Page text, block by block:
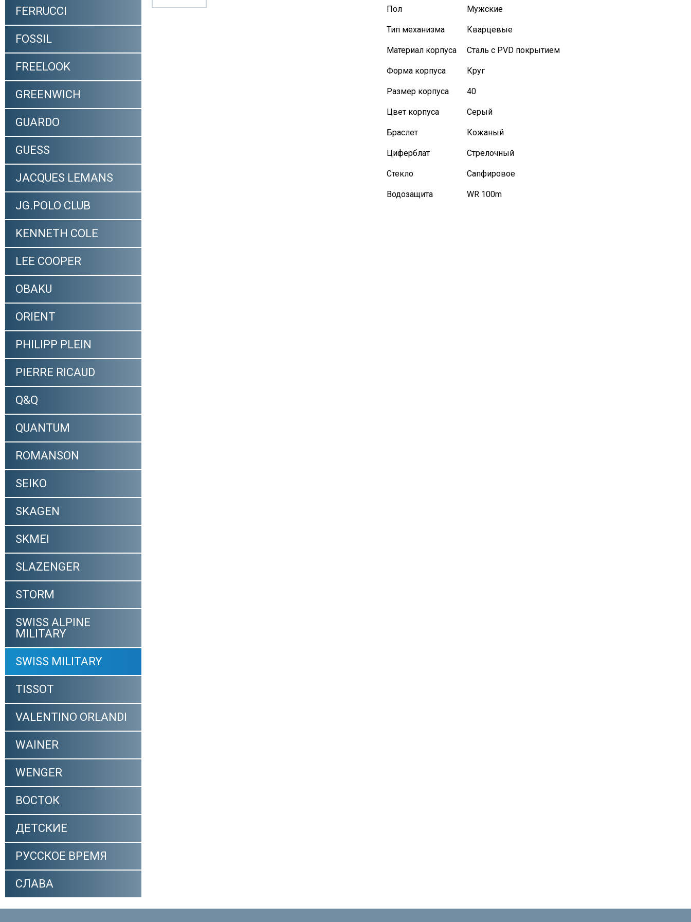
FERRUCCI
FOSSIL
FREELOOK
GREENWICH
GUARDO
GUESS
JACQUES LEMANS
JG.POLO CLUB
KENNETH COLE
LEE COOPER
OBAKU
ORIENT
PHILIPP PLEIN
PIERRE RICAUD
Q&Q
QUANTUM
ROMANSON
SEIKO
SKAGEN
SKMEI
SLAZENGER
STORM
SWISS ALPINE
MILITARY
SWISS MILITARY
TISSOT
VALENTINO ORLANDI
WAINER
WENGER
ВОСТОК
ДЕТСКИЕ
РУССКОЕ ВРЕМЯ
СЛАВА
Пол Мужские
Тип механизма Кварцевые
Материал корпуса Сталь с PVD покрытием
Форма корпуса Круг
Размер корпуса 40
Цвет корпуса Серый
Браслет Кожаный
Циферблат Стрелочный
Стекло Сапфировое
Водозащита WR 100m